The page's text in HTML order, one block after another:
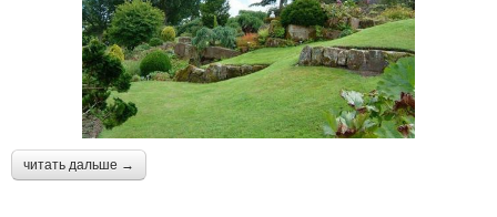
читать дальше →